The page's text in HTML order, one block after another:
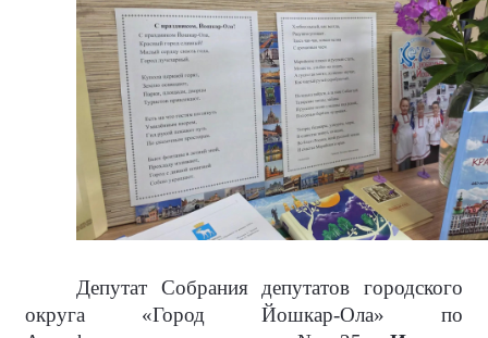
Депутат Собрания депутатов городского
округа «Город Йошкар-Ола» по